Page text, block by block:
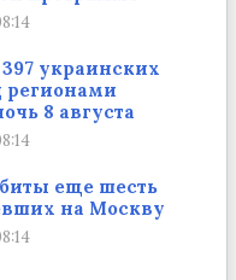
украинских
регионами
8 августа
еще шесть
на Москву